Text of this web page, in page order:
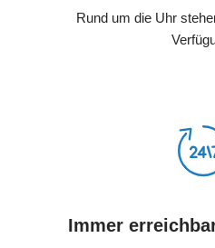
Rund um die Uhr
Immer